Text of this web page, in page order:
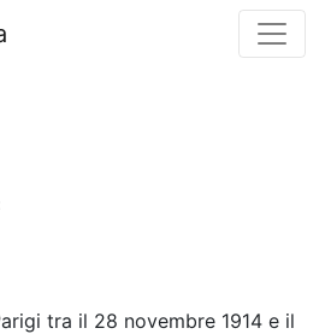
tra il 28 novembre 1914 e il